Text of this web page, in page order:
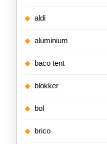
aldi
aluminium
baco tent
blokker
bol
brico